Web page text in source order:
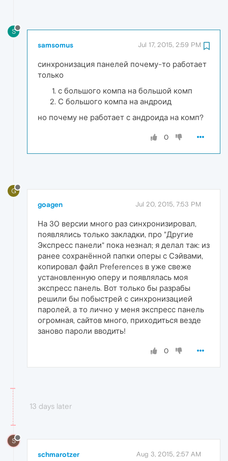
S
samsomus Jul 17, 2015, 2:59 PM
синхронизация панелей почему-то работает
только
с большого компа на большой комп
С большого компа на андроид
но почему не работает с андроида на комп?
0
G
goagen Jul 20, 2015, 7:53 PM
На 30 версии много раз синхронизировал,
появлялись только закладки, про "Другие
Экспресс панели" пока незнал; я делал так: из
ранее сохранённой папки оперы с Сэйвами,
копировал файл Preferences в уже свеже
установленную оперу и появлялась моя
экспресс панель. Вот только бы разрабы
решили бы побыстрей с синхронизацией
паролей, а то лично у меня экспресс панель
огромная, сайтов много, приходиться везде
заново пароли вводить!
0
13 days later
S
schmarotzer Aug 3, 2015, 2:57 AM